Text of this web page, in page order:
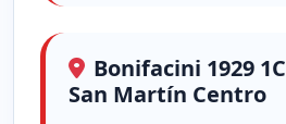
Bonifacini 1929 1C
San Martín Centro